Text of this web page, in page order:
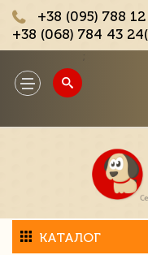
+38 (095) 788
+38 (068) 784 43
Toggle
navigation
КАТАЛОГ